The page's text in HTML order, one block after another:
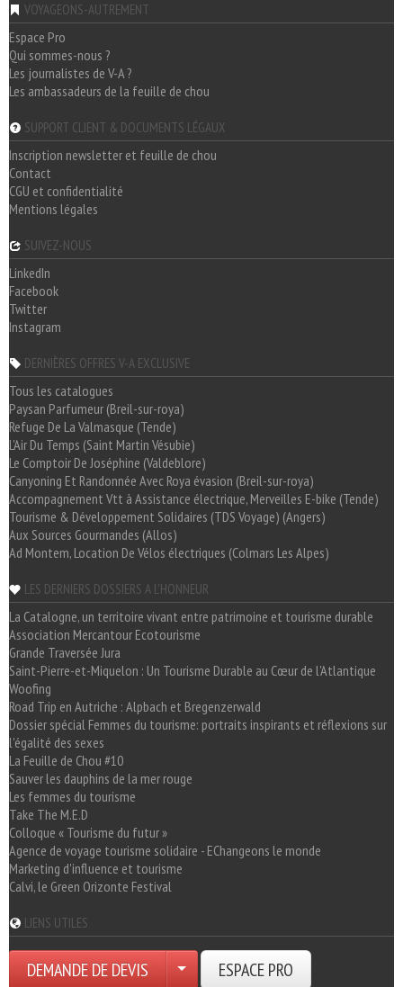
VOYAGEONS-AUTREMENT
Espace Pro
Qui sommes-nous ?
Les journalistes de V-A ?
Les ambassadeurs de la feuille de chou
SUPPORT CLIENT & DOCUMENTS LÉGAUX
Inscription newsletter et feuille de chou
Contact
CGU et confidentialité
Mentions légales
SUIVEZ-NOUS
LinkedIn
Facebook
Twitter
Instagram
DERNIÈRES OFFRES V-A EXCLUSIVE
Tous les catalogues
Paysan Parfumeur (Breil-sur-roya)
Refuge De La Valmasque (Tende)
L'Air Du Temps (Saint Martin Vésubie)
Le Comptoir De Joséphine (Valdeblore)
Canyoning Et Randonnée Avec Roya évasion (Breil-sur-roya)
Accompagnement Vtt à Assistance électrique, Merveilles E-bike (Tende)
Tourisme & Développement Solidaires (TDS Voyage) (Angers)
Aux Sources Gourmandes (Allos)
Ad Montem, Location De Vélos électriques (Colmars Les Alpes)
LES DERNIERS DOSSIERS A L'HONNEUR
La Catalogne, un territoire vivant entre patrimoine et tourisme durable
Association Mercantour Ecotourisme
Grande Traversée Jura
Saint-Pierre-et-Miquelon : Un Tourisme Durable au Cœur de l'Atlantique
Woofing
Road Trip en Autriche : Alpbach et Bregenzerwald
Dossier spécial Femmes du tourisme: portraits inspirants et réflexions sur
l'égalité des sexes
La Feuille de Chou #10
Sauver les dauphins de la mer rouge
Les femmes du tourisme
Take The M.E.D
Colloque « Tourisme du futur »
Agence de voyage tourisme solidaire - EChangeons le monde
Marketing d'influence et tourisme
Calvi, le Green Orizonte Festival
LIENS UTILES
DEMANDE DE DEVIS ESPACE PRO